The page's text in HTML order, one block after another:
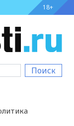
18+
Поиск